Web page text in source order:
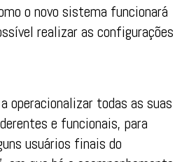
o novo sistema funcionará
realizar as configurações
operacionalizar todas as suas
e funcionais, para
usuários finais do